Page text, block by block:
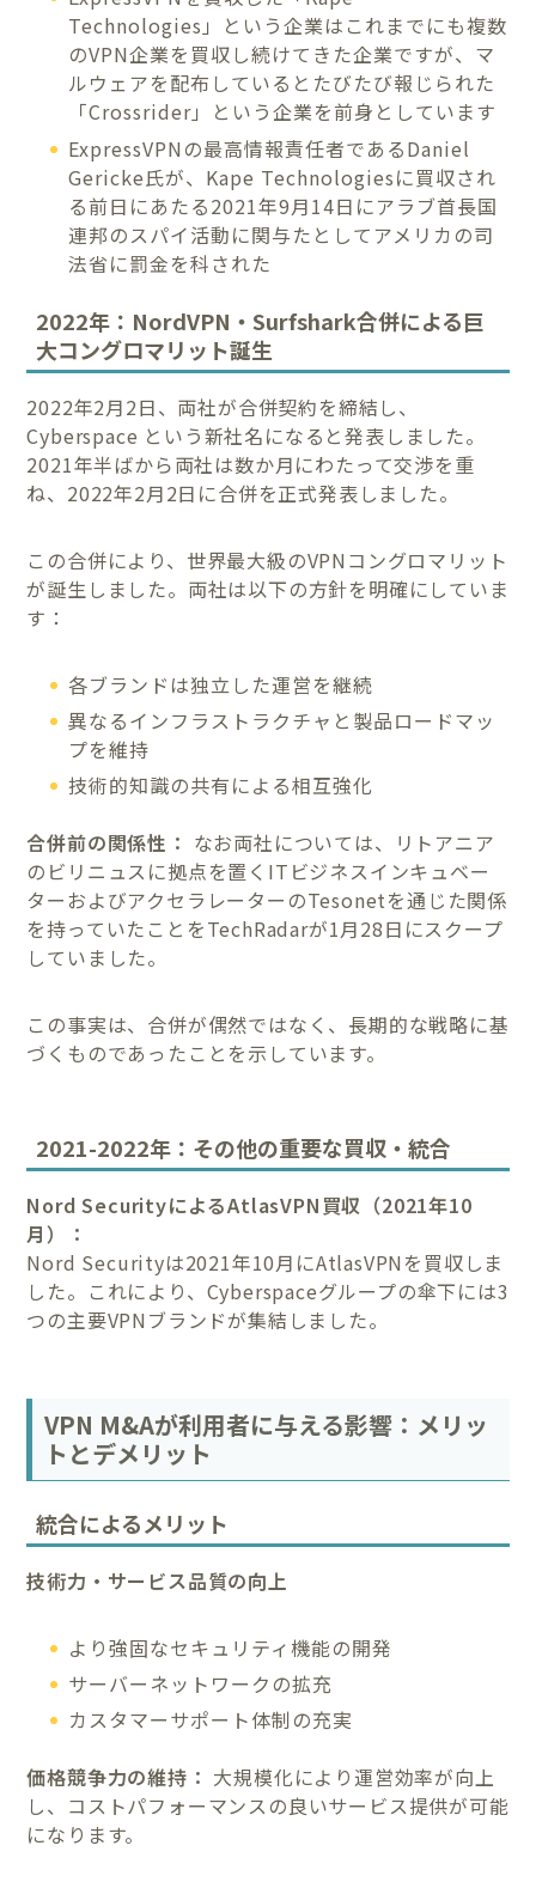
Technologies」という企業はこれまでにも複数
のVPN企業を買収し続けてきた企業ですが、マ
ルウェアを配布しているとたびたび報じられた
「Crossrider」という企業を前身としています
ExpressVPNの最高情報責任者であるDaniel
Gericke氏が、Kape Technologiesに買収され
る前日にあたる2021年9月14日にアラブ首長国
連邦のスパイ活動に関与たとしてアメリカの司
法省に罰金を科された
2022年：NordVPN・Surfshark合併による巨
大コングロマリット誕生
2022年2月2日、両社が合併契約を締結し、
Cyberspace という新社名になると発表しました。
2021年半ばから両社は数か月にわたって交渉を重
ね、2022年2月2日に合併を正式発表しました。
この合併により、世界最大級のVPNコングロマリット
が誕生しました。両社は以下の方針を明確にしていま
す：
各ブランドは独立した運営を継続
異なるインフラストラクチャと製品ロードマッ
プを維持
技術的知識の共有による相互強化
合併前の関係性： なお両社については、リトアニア
のビリニュスに拠点を置くITビジネスインキュベー
ターおよびアクセラレーターのTesonetを通じた関係
を持っていたことをTechRadarが1月28日にスクープ
していました。
この事実は、合併が偶然ではなく、長期的な戦略に基
づくものであったことを示しています。
2021-2022年：その他の重要な買収・統合
Nord SecurityによるAtlasVPN買収（2021年10
月）：
Nord Securityは2021年10月にAtlasVPNを買収しま
した。これにより、Cyberspaceグループの傘下には3
つの主要VPNブランドが集結しました。
VPN M&Aが利用者に与える影響：メリッ
トとデメリット
統合によるメリット
技術力・サービス品質の向上
より強固なセキュリティ機能の開発
サーバーネットワークの拡充
カスタマーサポート体制の充実
価格競争力の維持： 大規模化により運営効率が向上
し、コストパフォーマンスの良いサービス提供が可能
になります。